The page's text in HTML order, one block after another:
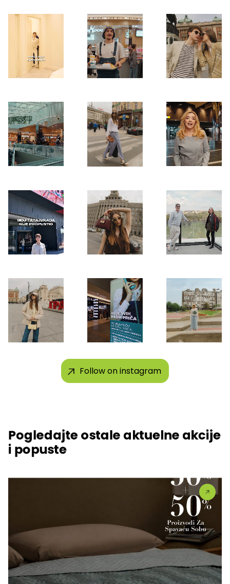
Follow on instagram
Pogledajte ostale aktuelne akcije
i popuste